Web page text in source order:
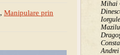
Mihai
, Manipulare prin